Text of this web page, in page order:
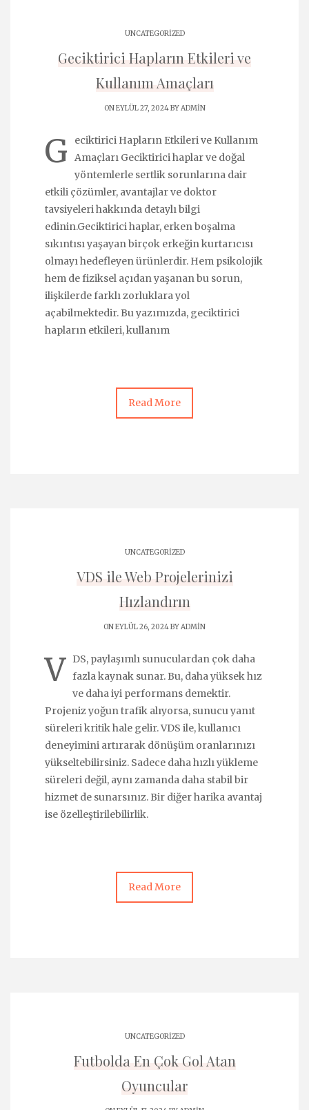
UNCATEGORIZED
Geciktirici Hapların Etkileri ve
Kullanım Amaçları
ON EYLÜL 27, 2024 BYADMIN
G
eciktirici Hapların Etkileri ve Kullanım
Amaçları Geciktirici haplar ve doğal
yöntemlerle sertlik sorunlarına dair
etkili çözümler, avantajlar ve doktor
tavsiyeleri hakkında detaylı bilgi
edinin.Geciktirici haplar, erken boşalma
sıkıntısı yaşayan birçok erkeğin kurtarıcısı
olmayı hedefleyen ürünlerdir. Hem psikolojik
hem de fiziksel açıdan yaşanan bu sorun,
ilişkilerde farklı zorluklara yol
açabilmektedir. Bu yazımızda, geciktirici
hapların etkileri, kullanım
Read More
UNCATEGORIZED
VDS ile Web Projelerinizi
Hızlandırın
ON EYLÜL 26, 2024 BYADMIN
V
DS, paylaşımlı sunuculardan çok daha
fazla kaynak sunar. Bu, daha yüksek hız
ve daha iyi performans demektir.
Projeniz yoğun trafik alıyorsa, sunucu yanıt
süreleri kritik hale gelir. VDS ile, kullanıcı
deneyimini artırarak dönüşüm oranlarınızı
yükseltebilirsiniz. Sadece daha hızlı yükleme
süreleri değil, aynı zamanda daha stabil bir
hizmet de sunarsınız. Bir diğer harika avantaj
ise özelleştirilebilirlik.
Read More
UNCATEGORIZED
Futbolda En Çok Gol Atan
Oyuncular